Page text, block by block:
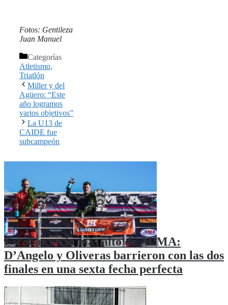
Fotos: Gentileza
Juan Manuel
Categorías
Atletismo,
Triatlón
Miller y del
Agüero: “Este
año logramos
varios objetivos”
La U13 de
CAIDE fue
subcampeón
Escobar en lo más alto de ALMA:
D’Angelo y Oliveras barrieron con las dos
finales en una sexta fecha perfecta